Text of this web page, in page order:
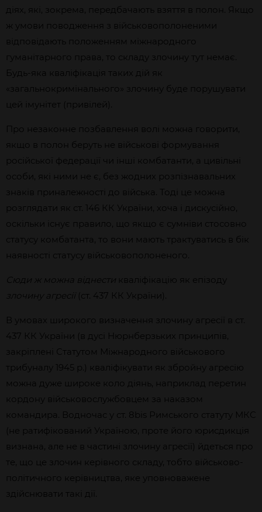
діях, які, зокрема, передбачають взяття в полон. Якщо
ж умови поводження з військовополоненими
відповідають положенням міжнародного
гуманітарного права, то складу злочину тут немає.
Будь-яка кваліфікація таких дій як
«загальнокримінального» злочину буде порушувати
цей імунітет (привілей).
Про незаконне позбавлення волі можна говорити,
якщо в полон беруть не військові формування
російської федерації чи інші комбатанти, а цивільні
особи, які ними не є, без жодних розпізнавальних
знаків приналежності до війська. Тоді це можна
розглядати як ст. 146 КК України, хоча і дискусійно,
оскільки існує правило, що якщо є сумніви стосовно
статусу комбатанта, то вони мають трактуватись в бік
наявності статусу військовополоненого.
Сюди ж можна віднести кваліфікацію як епізоду
злочину агресії (ст. 437 КК України).
В умовах широкого визначення злочину агресії в ст.
437 КК України (в дусі Нюрнберзьких принципів,
закріплені Статутом Міжнародного військового
трибуналу 1945 р.) кваліфікувати як збройну агресію
можна дуже широке коло діянь, наприклад перетин
кордону військовослужбовцем за наказом
командира. Водночас у ст. 8bis Римського статуту МКС
(не ратифікований Україною, проте його юрисдикція
визнана, але не в частині злочину агресії) йдеться про
те, що це злочин керівного складу, тобто військово-
політичного керівництва, яке уповноважене
здійснювати такі дії.